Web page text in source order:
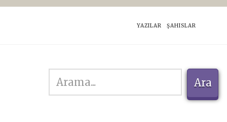
HOME
YAZILAR ŞAHISLAR
Ara
Ara